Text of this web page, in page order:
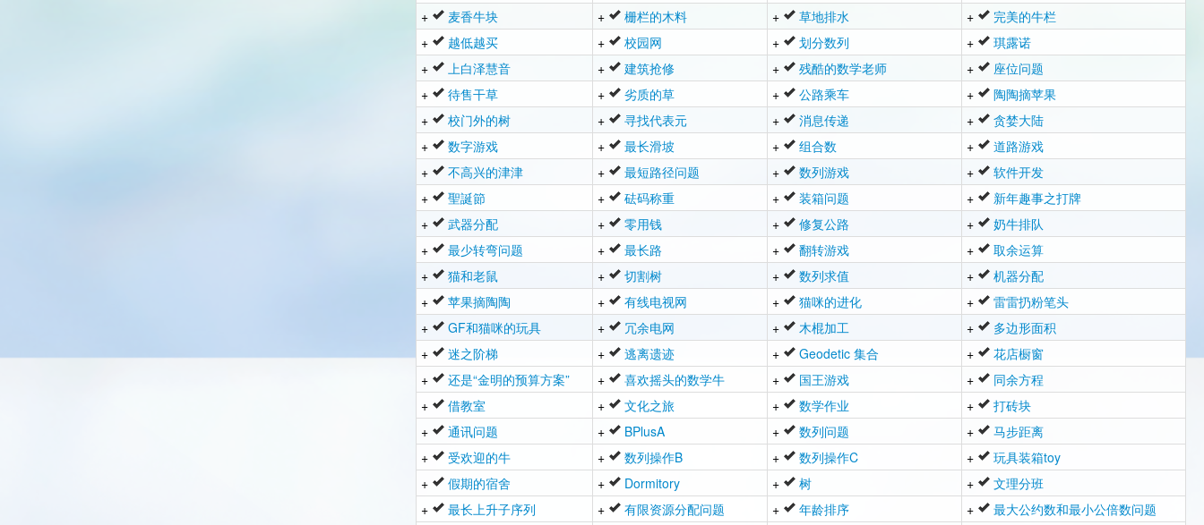
+
麦香牛块 + 栅栏的木料 + 草地排水 +
完美的牛栏
+
越低越买 + 校园网 + 划分数列 +
琪露诺
+
上白泽慧音 + 建筑抢修 + 残酷的数学老师 +
座位问题
+
待售干草 + 劣质的草 + 公路乘车 +
陶陶摘苹果
+
校门外的树 + 寻找代表元 + 消息传递 +
贪婪大陆
+
数字游戏 + 最长滑坡 + 组合数 +
道路游戏
+
不高兴的津津 + 最短路径问题 + 数列游戏 +
软件开发
+
聖誕節 + 砝码称重 + 装箱问题 +
新年趣事之打牌
+
武器分配 + 零用钱 + 修复公路 +
奶牛排队
+
最少转弯问题 + 最长路 + 翻转游戏 +
取余运算
+
猫和老鼠 + 切割树 + 数列求值 +
机器分配
+
苹果摘陶陶 + 有线电视网 + 猫咪的进化 +
雷雷扔粉笔头
+
GF和猫咪的玩具 + 冗余电网 + 木棍加工 +
多边形面积
+
迷之阶梯 + 逃离遗迹 + Geodetic 集合 +
花店橱窗
+
还是“金明的预算方案” + 喜欢摇头的数学牛 + 国王游戏 +
同余方程
+
借教室 + 文化之旅 + 数学作业 +
打砖块
+
通讯问题 + BPlusA + 数列问题 +
马步距离
+
受欢迎的牛 + 数列操作B + 数列操作C +
玩具装箱toy
+
假期的宿舍 + Dormitory + 树 +
文理分班
+
最长上升子序列 + 有限资源分配问题 + 年龄排序 +
最大公约数和最小公倍数问题